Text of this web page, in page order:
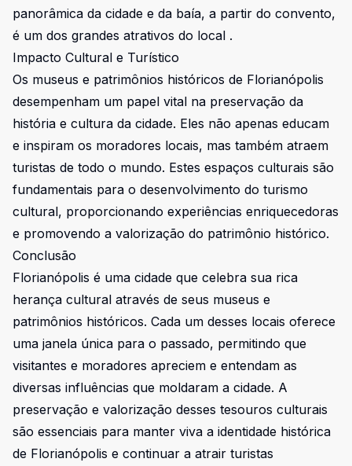
panorâmica da cidade e da baía, a partir do convento,
é um dos grandes atrativos do local .
Impacto Cultural e Turístico
Os museus e patrimônios históricos de Florianópolis
desempenham um papel vital na preservação da
história e cultura da cidade. Eles não apenas educam
e inspiram os moradores locais, mas também atraem
turistas de todo o mundo. Estes espaços culturais são
fundamentais para o desenvolvimento do turismo
cultural, proporcionando experiências enriquecedoras
e promovendo a valorização do patrimônio histórico.
Conclusão
Florianópolis é uma cidade que celebra sua rica
herança cultural através de seus museus e
patrimônios históricos. Cada um desses locais oferece
uma janela única para o passado, permitindo que
visitantes e moradores apreciem e entendam as
diversas influências que moldaram a cidade. A
preservação e valorização desses tesouros culturais
são essenciais para manter viva a identidade histórica
de Florianópolis e continuar a atrair turistas